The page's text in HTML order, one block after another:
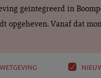
geïntegreerd in
opgeheven. Vanaf dat
wetgeving